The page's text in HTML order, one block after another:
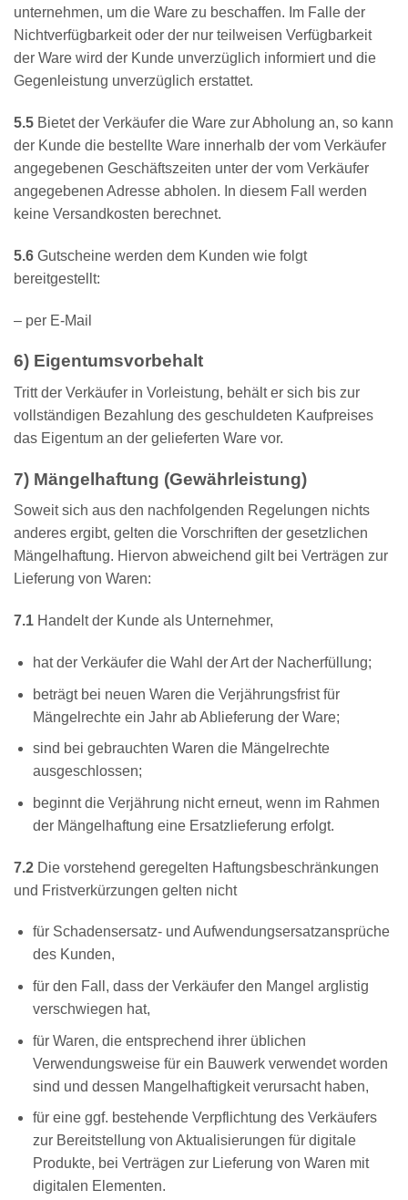
unternehmen, um die Ware zu beschaffen. Im Falle der
Nichtverfügbarkeit oder der nur teilweisen Verfügbarkeit
der Ware wird der Kunde unverzüglich informiert und die
Gegenleistung unverzüglich erstattet.
5.5 Bietet der Verkäufer die Ware zur Abholung an, so kann
der Kunde die bestellte Ware innerhalb der vom Verkäufer
angegebenen Geschäftszeiten unter der vom Verkäufer
angegebenen Adresse abholen. In diesem Fall werden
keine Versandkosten berechnet.
5.6 Gutscheine werden dem Kunden wie folgt
bereitgestellt:
– per E-Mail
6) Eigentumsvorbehalt
Tritt der Verkäufer in Vorleistung, behält er sich bis zur
vollständigen Bezahlung des geschuldeten Kaufpreises
das Eigentum an der gelieferten Ware vor.
7) Mängelhaftung (Gewährleistung)
Soweit sich aus den nachfolgenden Regelungen nichts
anderes ergibt, gelten die Vorschriften der gesetzlichen
Mängelhaftung. Hiervon abweichend gilt bei Verträgen zur
Lieferung von Waren:
7.1 Handelt der Kunde als Unternehmer,
hat der Verkäufer die Wahl der Art der Nacherfüllung;
beträgt bei neuen Waren die Verjährungsfrist für
Mängelrechte ein Jahr ab Ablieferung der Ware;
sind bei gebrauchten Waren die Mängelrechte
ausgeschlossen;
beginnt die Verjährung nicht erneut, wenn im Rahmen
der Mängelhaftung eine Ersatzlieferung erfolgt.
7.2 Die vorstehend geregelten Haftungsbeschränkungen
und Fristverkürzungen gelten nicht
für Schadensersatz- und Aufwendungsersatzansprüche
des Kunden,
für den Fall, dass der Verkäufer den Mangel arglistig
verschwiegen hat,
für Waren, die entsprechend ihrer üblichen
Verwendungsweise für ein Bauwerk verwendet worden
sind und dessen Mangelhaftigkeit verursacht haben,
für eine ggf. bestehende Verpflichtung des Verkäufers
zur Bereitstellung von Aktualisierungen für digitale
Produkte, bei Verträgen zur Lieferung von Waren mit
digitalen Elementen.